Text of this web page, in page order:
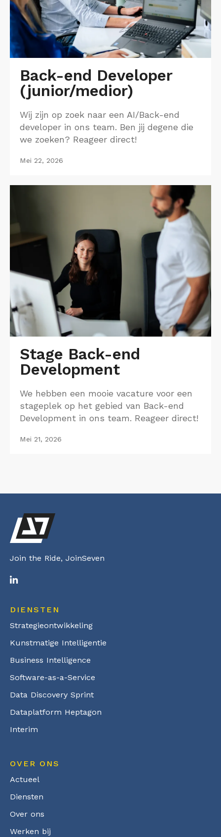
Back-end Developer
(junior/medior)
Wij zijn op zoek naar een AI/Back-end
developer in ons team. Ben jij degene die
we zoeken? Reageer direct!
Mei 22, 2026
Stage Back-end
Development
We hebben een mooie vacature voor een
stageplek op het gebied van Back-end
Development in ons team. Reageer direct!
Mei 21, 2026
Join the Ride, JoinSeven
DIENSTEN
Strategieontwikkeling
Kunstmatige Intelligentie
Business Intelligence
Software-as-a-Service
Data Discovery Sprint
Dataplatform Heptagon
Interim
OVER ONS
Actueel
Diensten
Over ons
Werken bij